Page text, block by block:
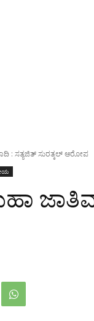
: ಸತ್ಯಜಿತ್ ಸುರತ್ಕಲ್ ಆರೋಪ